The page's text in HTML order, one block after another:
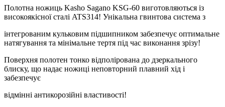
Полотна ножиць Kasho Sagano KSG-60 виготовляються із
високоякісної сталі ATS314! Унікальна гвинтова система з
інтегрованим кульковим підшипником забезпечує оптимальне
натягування та мінімальне тертя під час виконання зрізу!
Поверхня полотен тонко відполірована до дзеркального
блиску, що надає ножиці неповторний плавний хід і
забезпечує
відмінні антикорозійні властивості!